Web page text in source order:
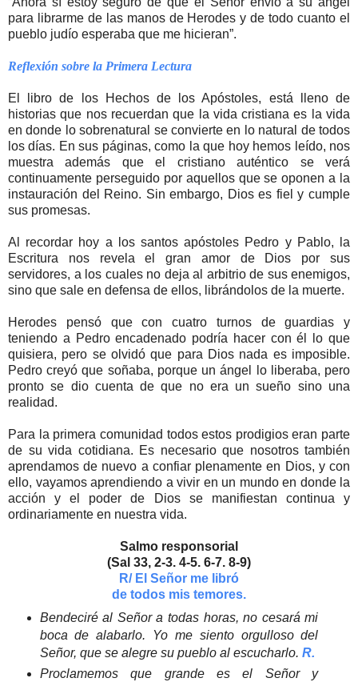
para librarme de las manos de Herodes y de todo cuanto el
pueblo judío esperaba que me hicieran”.
Reflexión sobre la Primera Lectura
El libro de los Hechos de los Apóstoles, está lleno de
historias que nos recuerdan que la vida cristiana es la vida
en donde lo sobrenatural se convierte en lo natural de todos
los días. En sus páginas, como la que hoy hemos leído, nos
muestra además que el cristiano auténtico se verá
continuamente perseguido por aquellos que se oponen a la
instauración del Reino. Sin embargo, Dios es fiel y cumple
sus promesas.
Al recordar hoy a los santos apóstoles Pedro y Pablo, la
Escritura nos revela el gran amor de Dios por sus
servidores, a los cuales no deja al arbitrio de sus enemigos,
sino que sale en defensa de ellos, librándolos de la muerte.
Herodes pensó que con cuatro turnos de guardias y
teniendo a Pedro encadenado podría hacer con él lo que
quisiera, pero se olvidó que para Dios nada es imposible.
Pedro creyó que soñaba, porque un ángel lo liberaba, pero
pronto se dio cuenta de que no era un sueño sino una
realidad.
Para la primera comunidad todos estos prodigios eran parte
de su vida cotidiana. Es necesario que nosotros también
aprendamos de nuevo a confiar plenamente en Dios, y con
ello, vayamos aprendiendo a vivir en un mundo en donde la
acción y el poder de Dios se manifiestan continua y
ordinariamente en nuestra vida.
Salmo responsorial
(Sal 33, 2-3. 4-5. 6-7. 8-9)
R/ El Señor me libró
de todos mis temores.
Bendeciré al Señor a todas horas, no cesará mi
boca de alabarlo. Yo me siento orgulloso del
Señor, que se alegre su pueblo al escucharlo. R.
Proclamemos que grande es el Señor y